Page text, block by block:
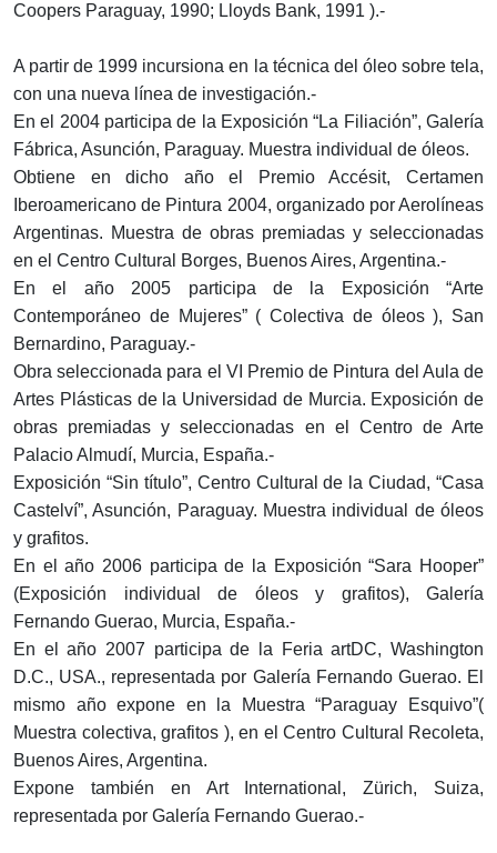
Coopers Paraguay, 1990; Lloyds Bank, 1991 ).-
A partir de 1999 incursiona en la técnica del óleo sobre tela,
con una nueva línea de investigación.-
En el 2004 participa de la Exposición “La Filiación”, Galería
Fábrica, Asunción, Paraguay. Muestra individual de óleos.
Obtiene en dicho año el Premio Accésit, Certamen
Iberoamericano de Pintura 2004, organizado por Aerolíneas
Argentinas. Muestra de obras premiadas y seleccionadas
en el Centro Cultural Borges, Buenos Aires, Argentina.-
En el año 2005 participa de la Exposición “Arte
Contemporáneo de Mujeres” ( Colectiva de óleos ), San
Bernardino, Paraguay.-
Obra seleccionada para el VI Premio de Pintura del Aula de
Artes Plásticas de la Universidad de Murcia. Exposición de
obras premiadas y seleccionadas en el Centro de Arte
Palacio Almudí, Murcia, España.-
Exposición “Sin título”, Centro Cultural de la Ciudad, “Casa
Castelví”, Asunción, Paraguay. Muestra individual de óleos
y grafitos.
En el año 2006 participa de la Exposición “Sara Hooper”
(Exposición individual de óleos y grafitos), Galería
Fernando Guerao, Murcia, España.-
En el año 2007 participa de la Feria artDC, Washington
D.C., USA., representada por Galería Fernando Guerao. El
mismo año expone en la Muestra “Paraguay Esquivo”(
Muestra colectiva, grafitos ), en el Centro Cultural Recoleta,
Buenos Aires, Argentina.
Expone también en Art International, Zürich, Suiza,
representada por Galería Fernando Guerao.-